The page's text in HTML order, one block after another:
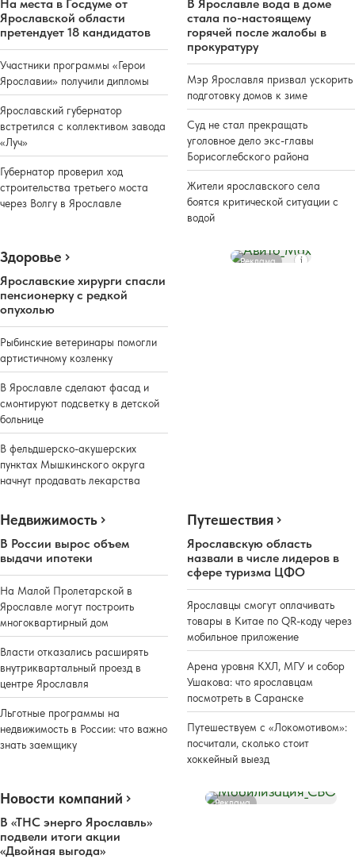
На места в Госдуме от
Ярославской области
претендует 18 кандидатов
Участники программы «Герои
Ярославии» получили дипломы
Ярославский губернатор
встретился с коллективом завода
«Луч»
Губернатор проверил ход
строительства третьего моста
через Волгу в Ярославле
В Ярославле вода в доме
стала по-настоящему
горячей после жалобы в
прокуратуру
Мэр Ярославля призвал ускорить
подготовку домов к зиме
Суд не стал прекращать
уголовное дело экс-главы
Борисоглебского района
Жители ярославского села
боятся критической ситуации с
водой
Здоровье
Ярославские хирурги спасли
пенсионерку с редкой
опухолью
Рыбинские ветеринары помогли
артистичному козленку
В Ярославле сделают фасад и
смонтируют подсветку в детской
больнице
В фельдшерско-акушерских
пунктах Мышкинского округа
начнут продавать лекарства
Реклама
Недвижимость
В России вырос объем
выдачи ипотеки
На Малой Пролетарской в
Ярославле могут построить
многоквартирный дом
Власти отказались расширять
внутриквартальный проезд в
центре Ярославля
Льготные программы на
недвижимость в России: что важно
знать заемщику
Путешествия
Ярославскую область
назвали в числе лидеров в
сфере туризма ЦФО
Ярославцы смогут оплачивать
товары в Китае по QR-коду через
мобильное приложение
Арена уровня КХЛ, МГУ и собор
Ушакова: что ярославцам
посмотреть в Саранске
Путешествуем с «Локомотивом»:
посчитали, сколько стоит
хоккейный выезд
Новости компаний
В «ТНС энерго Ярославль»
подвели итоги акции
«Двойная выгода»
Реклама